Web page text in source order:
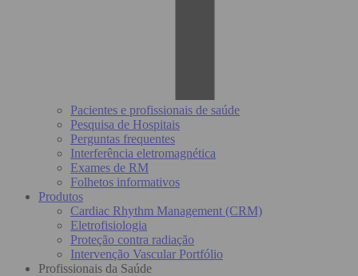
Pacientes e profissionais de saúde
Pesquisa de Hospitais
Perguntas frequentes
Interferência eletromagnética
Exames de RM
Folhetos informativos
Produtos
Cardiac Rhythm Management (CRM)
Eletrofisiologia
Proteção contra radiação
Intervenção Vascular Portfólio
Profissionais da Saúde